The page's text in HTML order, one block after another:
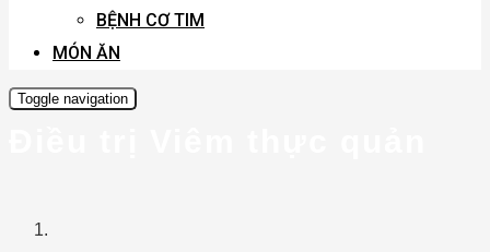
BỆNH CƠ TIM
MÓN ĂN
Toggle navigation